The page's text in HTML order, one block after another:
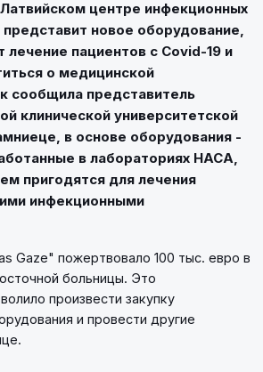
Латвийском центре инфекционных
представит новое оборудование,
лечение пациентов с Covid-19 и
о медицинской
сообщила представитель
клинической университетской
в основе оборудования -
в лабораториях НАСА,
пригодятся для лечения
инфекционными
Gaze" пожертвовало 100 тыс. евро в
больницы. Это
произвести закупку
и провести другие